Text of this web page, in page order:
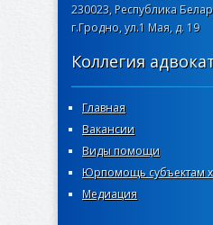
230023, Республика
г.Гродно, ул.1 Мая, д. 19
Коллегия
Главная
Вакансии
Виды помощи
Юрпомощь субъектам
Медиация